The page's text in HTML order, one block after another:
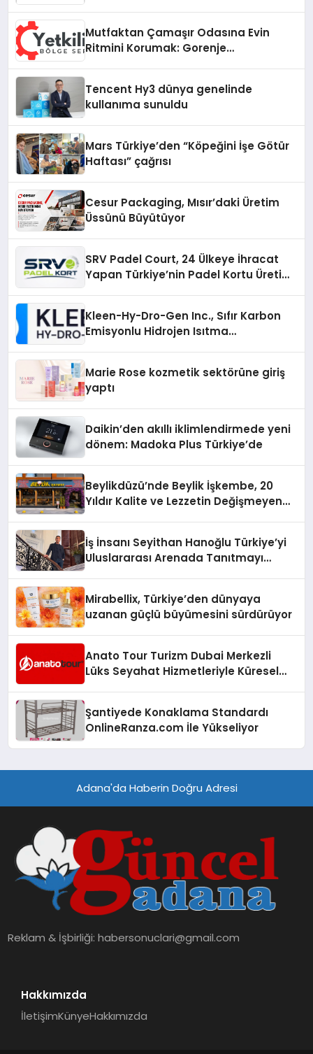
Mutfaktan Çamaşır Odasına Evin
Ritmini Korumak: Gorenje
Tencent Hy3 dünya genelinde
kullanıma sunuldu
Mars Türkiye’den “Köpeğini İşe Götür
Haftası” çağrısı
Cesur Packaging, Mısır’daki Üretim
Üssünü Büyütüyor
SRV Padel Court, 24 Ülkeye İhracat
Yapan Türkiye’nin Padel Kortu Üretim
Kleen-Hy-Dro-Gen Inc., Sıfır Karbon
Emisyonlu Hidrojen Isıtma
Marie Rose kozmetik sektörüne giriş
yaptı
Daikin’den akıllı iklimlendirmede yeni
dönem: Madoka Plus Türkiye’de
Beylikdüzü’nde Beylik İşkembe, 20
Yıldır Kalite ve Lezzetin Değişmeyen
İş İnsanı Seyithan Hanoğlu Türkiye’yi
Uluslararası Arenada Tanıtmayı
Mirabellix, Türkiye’den dünyaya
uzanan güçlü büyümesini sürdürüyor
Anato Tour Turizm Dubai Merkezli
Lüks Seyahat Hizmetleriyle Küresel
Şantiyede Konaklama Standardı
OnlineRanza.com İle Yükseliyor
Adana'da Haberin Doğru Adresi
Reklam & İşbirliği:habersonuclari@gmail.com
Hakkımızda
İletişimKünyeHakkımızda